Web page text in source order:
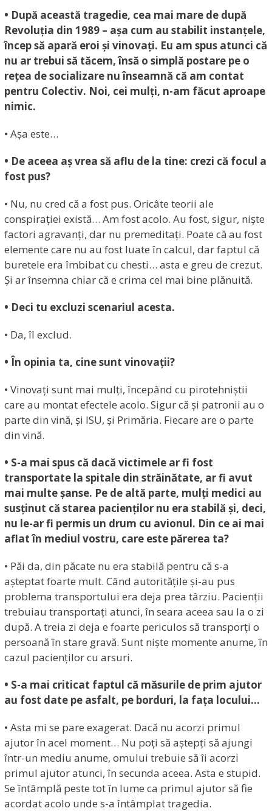
• După această tragedie, cea mai mare de după
Revoluția din 1989 – așa cum au stabilit instanțele,
încep să apară eroi și vinovați. Eu am spus atunci că
nu ar trebui să tăcem, însă o simplă postare pe o
rețea de socializare nu înseamnă că am contat
pentru Colectiv. Noi, cei mulți, n-am făcut aproape
nimic.
• Așa este…
• De aceea aș vrea să aflu de la tine: crezi că focul a
fost pus?
• Nu, nu cred că a fost pus. Oricâte teorii ale
conspirației există… Am fost acolo. Au fost, sigur, niște
factori agravanți, dar nu premeditați. Poate că au fost
elemente care nu au fost luate în calcul, dar faptul că
buretele era îmbibat cu chesti… asta e greu de crezut.
Și ar însemna chiar că e crima cel mai bine plănuită.
• Deci tu excluzi scenariul acesta.
• Da, îl exclud.
• În opinia ta, cine sunt vinovații?
• Vinovați sunt mai mulți, începând cu pirotehniștii
care au montat efectele acolo. Sigur că și patronii au o
parte din vină, și ISU, și Primăria. Fiecare are o parte
din vină.
• S-a mai spus că dacă victimele ar fi fost
transportate la spitale din străinătate, ar fi avut
mai multe șanse. Pe de altă parte, mulți medici au
susținut că starea pacienților nu era stabilă și, deci,
nu le-ar fi permis un drum cu avionul. Din ce ai mai
aflat în mediul vostru, care este părerea ta?
• Păi da, din păcate nu era stabilă pentru că s-a
așteptat foarte mult. Când autoritățile și-au pus
problema transportului era deja prea târziu. Pacienții
trebuiau transportați atunci, în seara aceea sau la o zi
după. A treia zi deja e foarte periculos să transporți o
persoană în stare gravă. Sunt niște momente anume, în
cazul pacienților cu arsuri.
• S-a mai criticat faptul că măsurile de prim ajutor
au fost date pe asfalt, pe borduri, la fața locului…
• Asta mi se pare exagerat. Dacă nu acorzi primul
ajutor în acel moment… Nu poți să aștepți să ajungi
într-un mediu anume, omului trebuie să îi acorzi
primul ajutor atunci, în secunda aceea. Asta e stupid.
Se întâmplă peste tot în lume ca primul ajutor să fie
acordat acolo unde s-a întâmplat tragedia.